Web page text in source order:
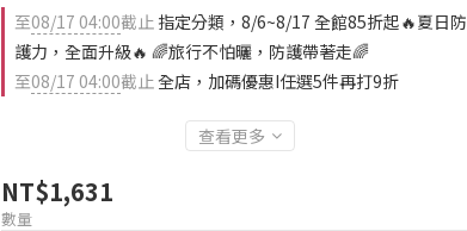
至08/17 04:00截止 指定分類，8/6~8/17 全館85折起🔥夏日防
護力，全面升級🔥 🌈旅行不怕曬，防護帶著走🌈
至08/17 04:00截止全店，加碼優惠I任選5件再打9折
查看更多
NT$1,631
數量